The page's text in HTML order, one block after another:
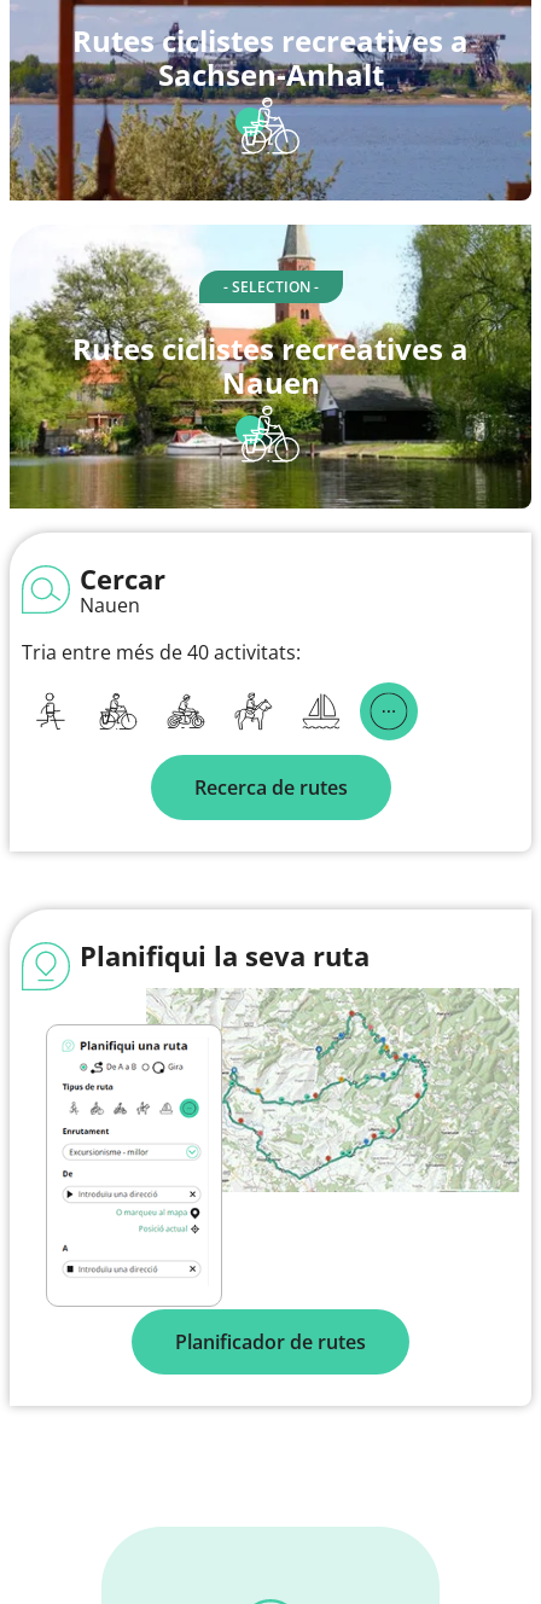
Rutes ciclistes recreatives a
Sachsen-Anhalt
- SELECTION -
Rutes ciclistes recreatives a
Nauen
Cercar
Nauen
Tria entre més de 40 activitats:
Recerca de rutes
Planifiqui la seva ruta
Planificador de rutes